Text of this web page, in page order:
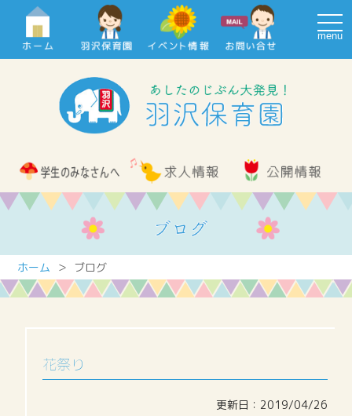
ホーム ＞ ブログ
花祭り
更新日：2019/04/26